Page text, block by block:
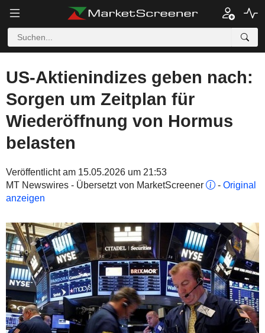
US-Aktienindizes geben nach:
Sorgen um Zeitplan für
Wiederöffnung von Hormus
belasten
Veröffentlicht am 15.05.2026 um 21:53
MT Newswires - Übersetzt von MarketScreener
- Original
anzeigen